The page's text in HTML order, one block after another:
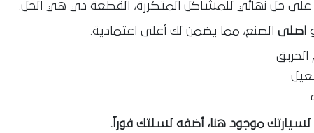
على حل نهائي للمشاكل المتكررة، القطعة دي هي الحل.
اصلى الصنع، مما يضمن لك أعلى اعتمادية.
الحريق
موجود هنا، أضفه لسلتك فوراً.